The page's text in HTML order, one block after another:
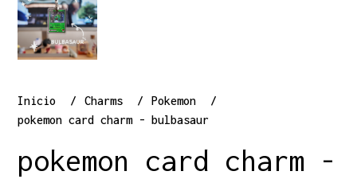
Inicio Charms
Pokemon
pokemon card charm - bulbasaur
pokemon card charm -